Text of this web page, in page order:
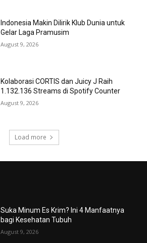
Indonesia Makin Dilirik Klub Dunia untuk
Gelar Laga Pramusim
August 9, 2026
Kolaborasi CORTIS dan Juicy J Raih
1.132.136 Streams di Spotify Counter
August 9, 2026
Load more
Suka Minum Es Krim? Ini 4 Manfaatnya
bagi Kesehatan Tubuh
August 9, 2026